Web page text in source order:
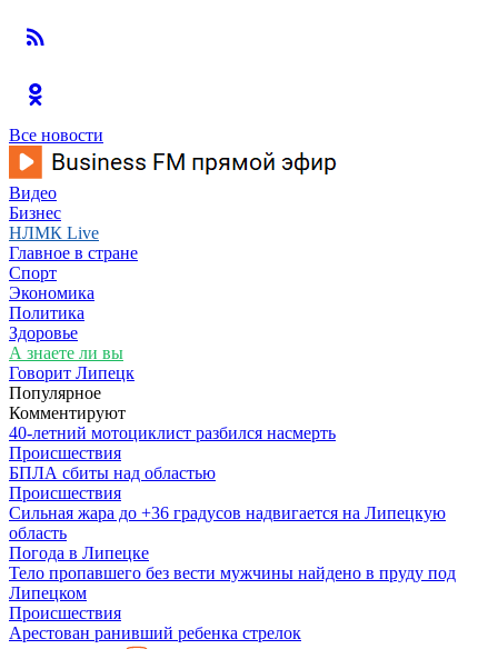
Все новости
Видео
Бизнес
НЛМК Live
Главное в стране
Спорт
Экономика
Политика
Здоровье
А знаете ли вы
Говорит Липецк
Популярное
Комментируют
40-летний мотоциклист разбился насмерть
Происшествия
БПЛА сбиты над областью
Происшествия
Сильная жара до +36 градусов надвигается на Липецкую
область
Погода в Липецке
Тело пропавшего без вести мужчины найдено в пруду под
Липецком
Происшествия
Арестован ранивший ребенка стрелок